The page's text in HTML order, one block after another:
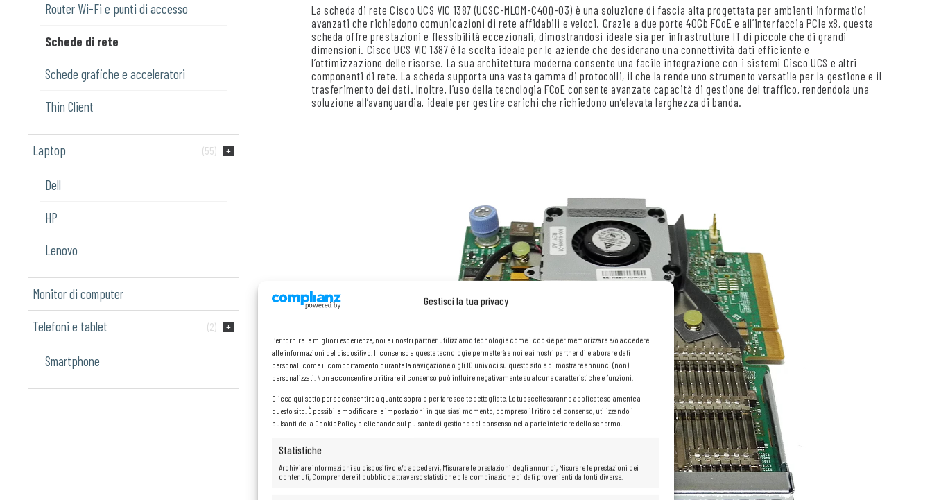
Gestisci la tua privacy
Per fornire le migliori esperienze, noi e i nostri partner utilizziamo tecnologie come i cookie per memorizzare e/o accedere
alle informazioni del dispositivo. Il consenso a queste tecnologie permetterà a noi e ai nostri partner di elaborare dati
personali come il comportamento durante la navigazione o gli ID univoci su questo sito e di mostrare annunci (non)
personalizzati. Non acconsentire o ritirare il consenso può influire negativamente su alcune caratteristiche e funzioni.
Clicca qui sotto per acconsentire a quanto sopra o per fare scelte dettagliate. Le tue scelte saranno applicate solamente a
questo sito. È possibile modificare le impostazioni in qualsiasi momento, compreso il ritiro del consenso, utilizzando i
pulsanti della Cookie Policy o cliccando sul pulsante di gestione del consenso nella parte inferiore dello schermo.
Statistiche
Archiviare informazioni su dispositivo e/o accedervi, Misurare le prestazioni degli annunci, Misurare le prestazioni dei
contenuti, Comprendere il pubblico attraverso statistiche o la combinazione di dati provenienti da fonti diverse.
Router Wi-Fi e punti di accesso
Schede di rete
Schede grafiche e acceleratori
Thin Client
Laptop (55)
Dell
HP
Lenovo
Monitor di computer
Telefoni e tablet (2)
Smartphone
La scheda di rete Cisco UCS VIC 1387 (UCSC-MLOM-C40Q-03) è una soluzione di fascia alta progettata per ambienti informatici
avanzati che richiedono comunicazioni di rete affidabili e veloci. Grazie a due porte 40Gb FCoE e all’interfaccia PCIe x8, questa
scheda offre prestazioni e flessibilità eccezionali, dimostrandosi ideale sia per infrastrutture IT di piccole che di grandi
dimensioni. Cisco UCS VIC 1387 è la scelta ideale per le aziende che desiderano una connettività dati efficiente e
l’ottimizzazione delle risorse. La sua architettura moderna consente una facile integrazione con i sistemi Cisco UCS e altri
componenti di rete. La scheda supporta una vasta gamma di protocolli, il che la rende uno strumento versatile per la gestione e il
trasferimento dei dati. Inoltre, l’uso della tecnologia FCoE consente avanzate capacità di gestione del traffico, rendendola una
soluzione all’avanguardia, ideale per gestire carichi che richiedono un’elevata larghezza di banda.